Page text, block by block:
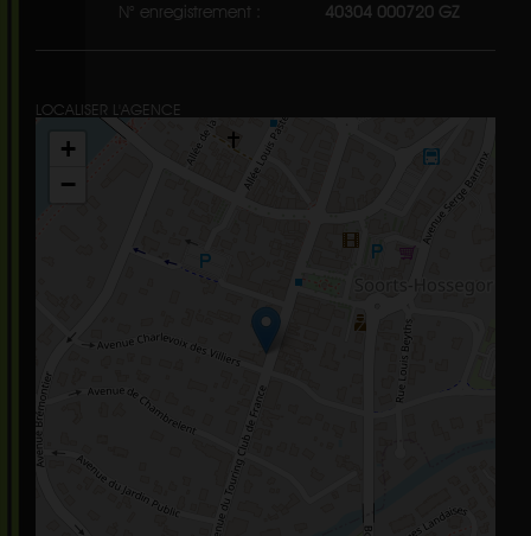
N° enregistrement : 40304 000720 GZ
LOCALISER L'AGENCE
+
−